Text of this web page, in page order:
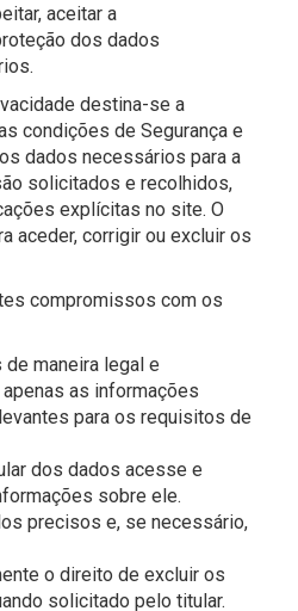
aceitar a
dos dados
destina-se a
condições de Segurança e
dados necessários para a
solicitados e recolhidos,
explícitas no site. O
aceder, corrigir ou excluir os
compromissos com os
maneira legal e
as informações
para os requisitos de
dos dados acesse e
sobre ele.
precisos e, se necessário,
o direito de excluir os
solicitado pelo titular.